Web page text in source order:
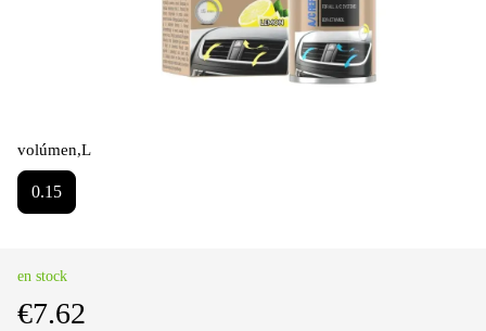
volúmen,L
0.15
en stock
€7.62